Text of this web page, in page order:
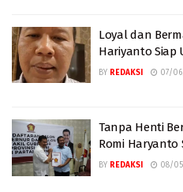
Loyal dan
Hariyanto Siap
BY REDAKSI 07/
Tanpa Henti
Romi Haryanto
BY REDAKSI 08/